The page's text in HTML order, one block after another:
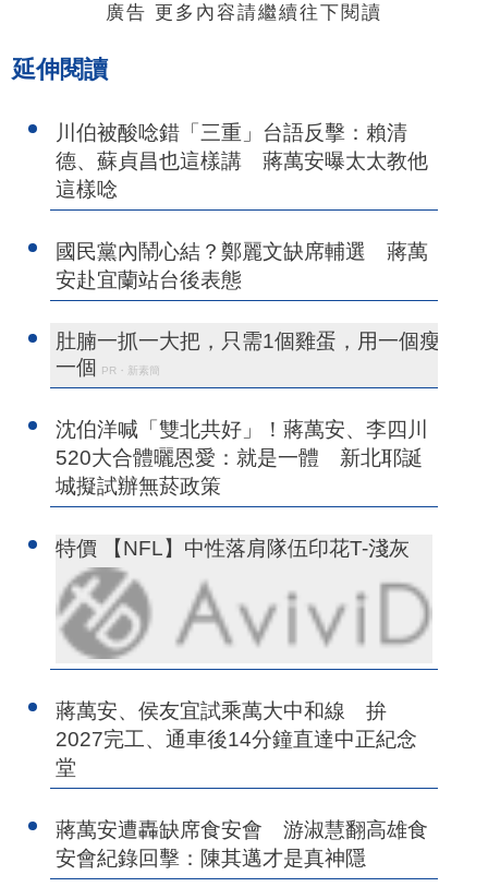
廣告 更多內容請繼續往下閱讀
延伸閱讀
川伯被酸唸錯「三重」台語反擊：賴清
德、蘇貞昌也這樣講 蔣萬安曝太太教他
這樣唸
國民黨內鬧心結？鄭麗文缺席輔選 蔣萬
安赴宜蘭站台後表態
肚腩一抓一大把，只需1個雞蛋，用一個瘦
一個 PR・新素簡
沈伯洋喊「雙北共好」！蔣萬安、李四川
520大合體曬恩愛：就是一體 新北耶誕
城擬試辦無菸政策
特價 【NFL】中性落肩隊伍印花T-淺灰
蔣萬安、侯友宜試乘萬大中和線 拚
2027完工、通車後14分鐘直達中正紀念
堂
蔣萬安遭轟缺席食安會 游淑慧翻高雄食
安會紀錄回擊：陳其邁才是真神隱